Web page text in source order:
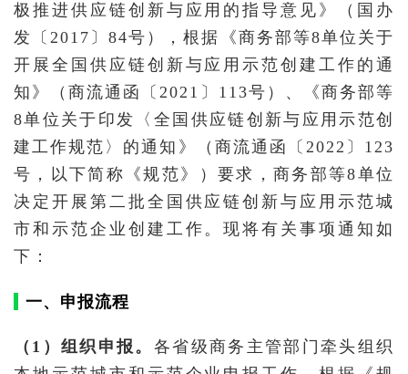
极推进供应链创新与应用的指导意见》（国办
发〔2017〕84号），根据《商务部等8单位关于
开展全国供应链创新与应用示范创建工作的通
知》（商流通函〔2021〕113号）、《商务部等
8单位关于印发〈全国供应链创新与应用示范创
建工作规范〉的通知》（商流通函〔2022〕123
号，以下简称《规范》）要求，商务部等8单位
决定开展第二批全国供应链创新与应用示范城
市和示范企业创建工作。现将有关事项通知如
下：
一、申报流程
（1）组织申报。 各省级商务主管部门牵头组织